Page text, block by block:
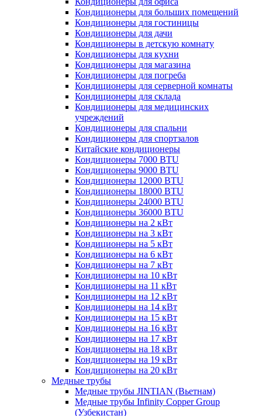
Кондиционеры для больших помещений
Кондиционеры для гостиницы
Кондиционеры для дачи
Кондиционеры в детскую комнату
Кондиционеры для кухни
Кондиционеры для магазина
Кондиционеры для погреба
Кондиционеры для серверной комнаты
Кондиционеры для склада
Кондиционеры для медицинских
учреждений
Кондиционеры для спальни
Кондиционеры для спортзалов
Китайские кондиционеры
Кондиционеры 7000 BTU
Кондиционеры 9000 BTU
Кондиционеры 12000 BTU
Кондиционеры 18000 BTU
Кондиционеры 24000 BTU
Кондиционеры 36000 BTU
Кондиционеры на 2 кВт
Кондиционеры на 3 кВт
Кондиционеры на 5 кВт
Кондиционеры на 6 кВт
Кондиционеры на 7 кВт
Кондиционеры на 10 кВт
Кондиционеры на 11 кВт
Кондиционеры на 12 кВт
Кондиционеры на 14 кВт
Кондиционеры на 15 кВт
Кондиционеры на 16 кВт
Кондиционеры на 17 кВт
Кондиционеры на 18 кВт
Кондиционеры на 19 кВт
Кондиционеры на 20 кВт
Медные трубы
Медные трубы JINTIAN (Вьетнам)
Медные трубы Infinity Copper Group
(Узбекистан)